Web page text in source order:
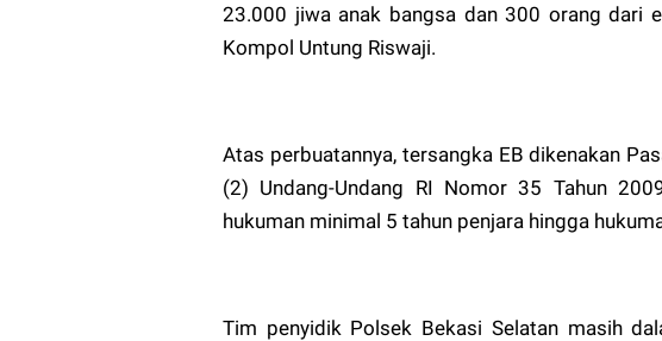
23.000 jiwa anak bangsa dan 300 orang dari
Kompol Untung Riswaji.
Atas perbuatannya, tersangka EB dikenakan
(2) Undang-Undang RI Nomor 35 Tahun
hukuman minimal 5 tahun penjara hingga
Tim penyidik Polsek Bekasi Selatan masih